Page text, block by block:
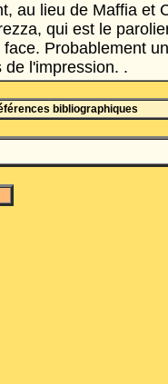
au lieu de Maffia et
qui est le
Probablement
de l'impression. .
bibliographiques